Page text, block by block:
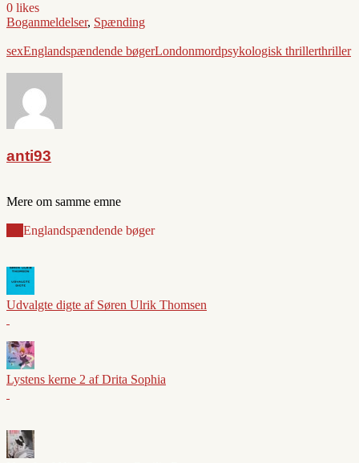
0 likes
Boganmeldelser, Spænding
sexEnglandspændende bøgerLondonmordpsykologisk thrillerthriller
anti93
Mere om samme emne
Englandspændende bøger
Udvalgte digte af Søren Ulrik Thomsen
Lystens kerne 2 af Drita Sophia